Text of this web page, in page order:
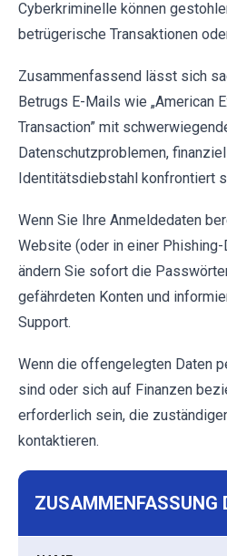
Cyberkriminelle können
betrügerische Transaktionen
Zusammenfassend lässt sich
Betrugs E-Mails wie „American
Transaction” mit
Datenschutzproblemen,
Identitätsdiebstahl konfrontiert
Wenn Sie Ihre Anmeldedaten
Website (oder in einer
ändern Sie sofort die
gefährdeten Konten und
Support.
Wenn die offengelegten Daten
sind oder sich auf Finanzen
erforderlich sein, die
kontaktieren.
ZUSAMMENFASSUNG